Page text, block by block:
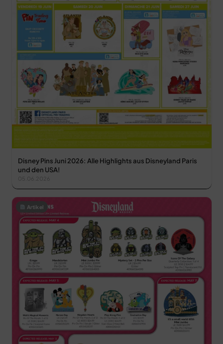
Disney Pins Juni 2026: Alle Highlights aus Disneyland Paris
und den USA!
05.06.2026
Artikel